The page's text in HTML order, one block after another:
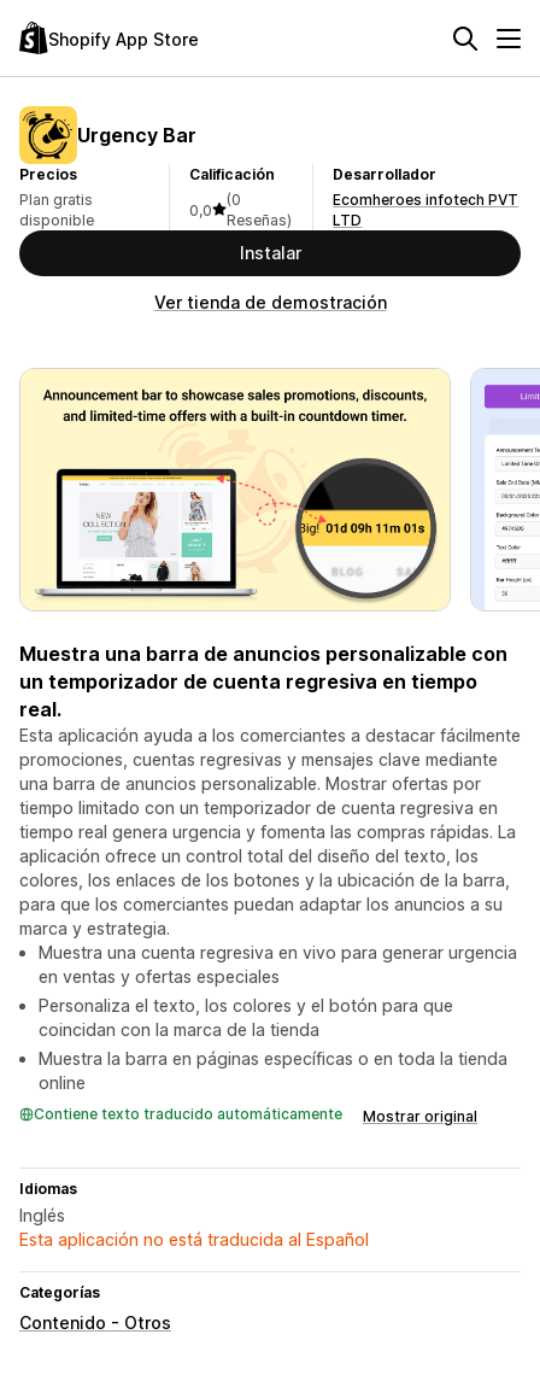
Shopify App Store
Urgency Bar
Precios
Plan gratis
disponible
Calificación
0,0
(0
Reseñas)
Desarrollador
Ecomheroes infotech PVT
LTD
Instalar
Ver tienda de demostración
Muestra una barra de anuncios personalizable con
un temporizador de cuenta regresiva en tiempo
real.
Esta aplicación ayuda a los comerciantes a destacar fácilmente
promociones, cuentas regresivas y mensajes clave mediante
una barra de anuncios personalizable. Mostrar ofertas por
tiempo limitado con un temporizador de cuenta regresiva en
tiempo real genera urgencia y fomenta las compras rápidas. La
aplicación ofrece un control total del diseño del texto, los
colores, los enlaces de los botones y la ubicación de la barra,
para que los comerciantes puedan adaptar los anuncios a su
marca y estrategia.
Muestra una cuenta regresiva en vivo para generar urgencia
en ventas y ofertas especiales
Personaliza el texto, los colores y el botón para que
coincidan con la marca de la tienda
Muestra la barra en páginas específicas o en toda la tienda
online
Contiene texto traducido automáticamente Mostrar original
Idiomas
Inglés
Esta aplicación no está traducida al Español
Categorías
Contenido - Otros